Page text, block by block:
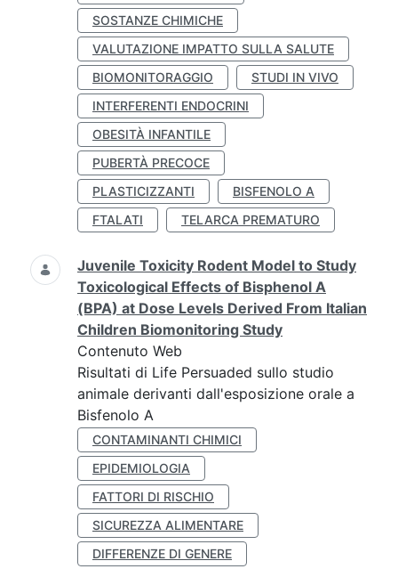
SOSTANZE CHIMICHE
VALUTAZIONE IMPATTO SULLA SALUTE
BIOMONITORAGGIO
STUDI IN VIVO
INTERFERENTI ENDOCRINI
OBESITÀ INFANTILE
PUBERTÀ PRECOCE
PLASTICIZZANTI
BISFENOLO A
FTALATI
TELARCA PREMATURO
Juvenile Toxicity Rodent Model to Study
Toxicological Effects of Bisphenol A
(BPA) at Dose Levels Derived From Italian
Children Biomonitoring Study
Contenuto Web
Risultati di Life Persuaded sullo studio
animale derivanti dall'esposizione orale a
Bisfenolo A
CONTAMINANTI CHIMICI
EPIDEMIOLOGIA
FATTORI DI RISCHIO
SICUREZZA ALIMENTARE
DIFFERENZE DI GENERE